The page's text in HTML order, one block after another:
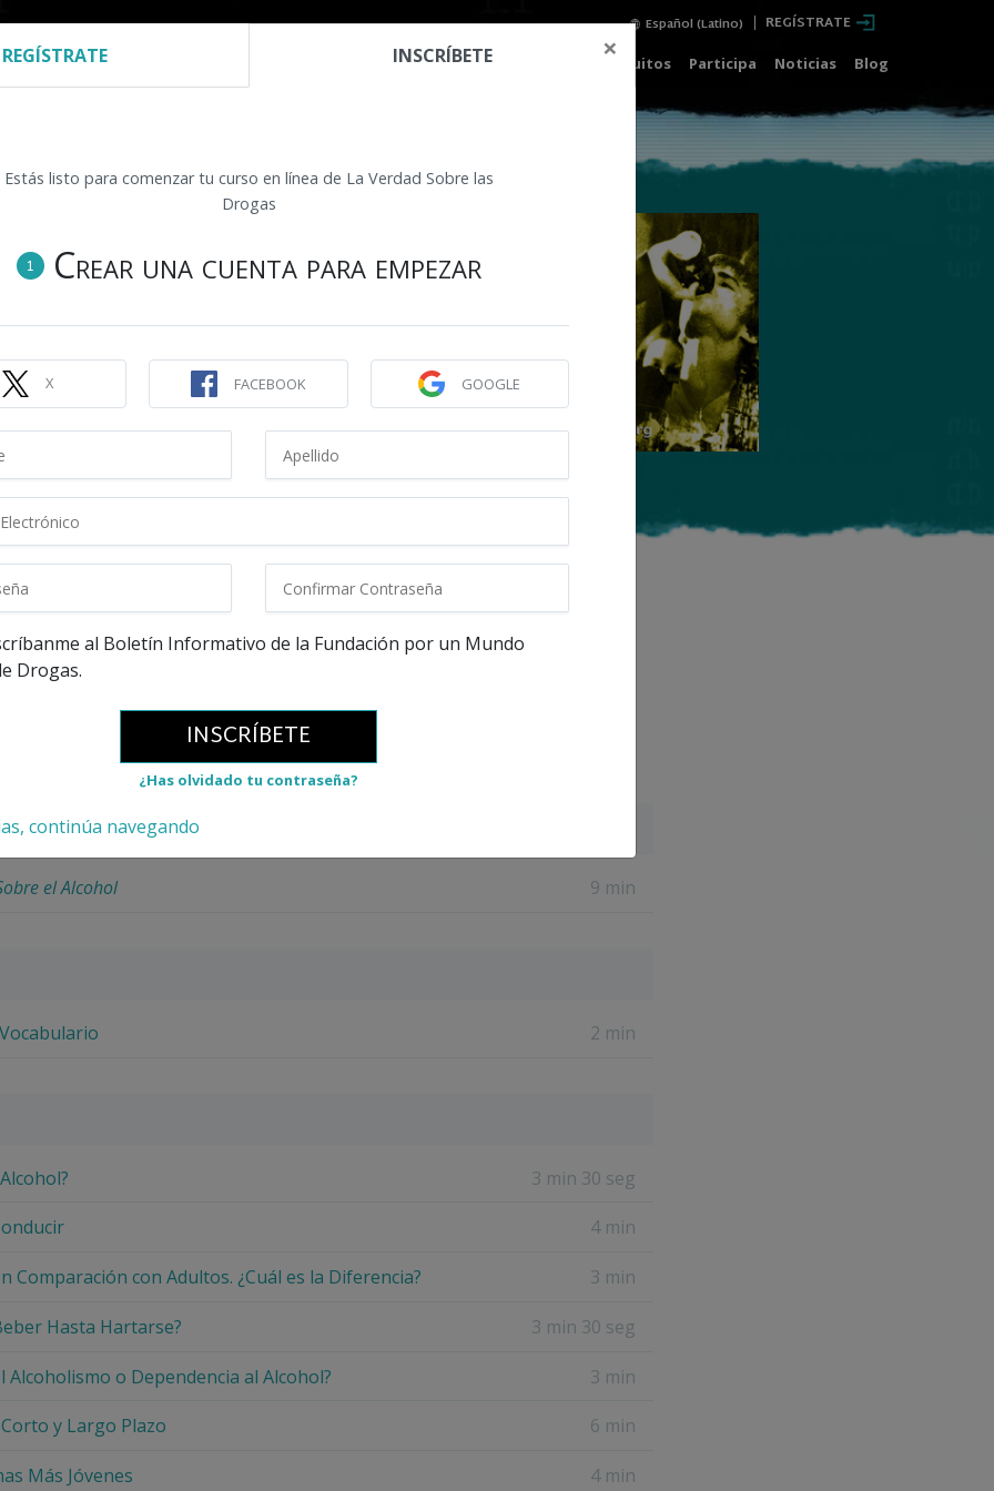
Español (Latino) REGÍSTRATE
Quiénes Somos Folletos Gratuitos Videos Cursos Gratuitos Participa Noticias Blog
EL ALCOHOL
el Alcohol
aprenderás la verdad sobre el
sobre el alcohol en sus muchas
la adicción.
aprenderás:
afecta al cuerpo
los efectos a corto y largo plazo del uso del alcohol
General del Curso
del documental
el Alcohol 9 min
2 min
3 min 30 seg
4 min
Comparación con Adultos. ¿Cuál es la Diferencia? 3 min
Hasta Hartarse? 3 min 30 seg
Alcoholismo o Dependencia al Alcohol? 3 min
y Largo Plazo 6 min
Más Jóvenes 4 min
×
REGÍSTRATE INSCRÍBETE
Estás listo para comenzar tu curso en línea de La Verdad Sobre las
Drogas
1 Crear una cuenta para empezar
X FACEBOOK GOOGLE
al Boletín Informativo de la Fundación por un Mundo
Drogas.
INSCRÍBETE
¿Has olvidado tu contraseña?
continúa navegando